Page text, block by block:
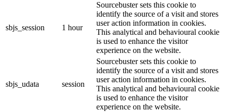
sbjs_session 1 hour
Sourcebuster sets this cookie to
identify the source of a visit and stores
user action information in cookies.
This analytical and behavioural cookie
is used to enhance the visitor
experience on the website.
sbjs_udata session
Sourcebuster sets this cookie to
identify the source of a visit and stores
user action information in cookies.
This analytical and behavioural cookie
is used to enhance the visitor
experience on the website.